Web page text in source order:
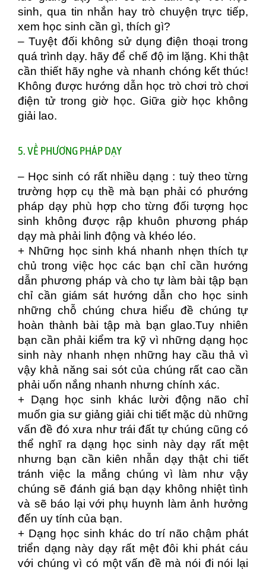
sinh, qua tin nhắn hay trò chuyện trực tiếp,
xem học sinh cần gì, thích gì?
– Tuyệt đối không sử dụng điện thoại trong
quá trình dạy. hãy để chế độ im lặng. Khi thật
cần thiết hãy nghe và nhanh chóng kết thúc!
Không được hướng dẫn học trò chơi trò chơi
điện tử trong giờ học. Giữa giờ học không
giải lao.
5. VỀ PHƯƠNG PHÁP DẠY
– Học sinh có rất nhiều dạng : tuỳ theo từng
trường hợp cụ thề mà bạn phải có phướng
pháp dạy phù hợp cho từng đối tượng học
sinh không được rập khuôn phương pháp
dạy mà phải linh động và khéo léo.
+ Những học sinh khá nhanh nhẹn thích tự
chủ trong việc học các bạn chỉ cần hướng
dẫn phương pháp và cho tự làm bài tập bạn
chỉ cần giám sát hướng dẫn cho học sinh
những chỗ chúng chưa hiểu đề chúng tự
hoàn thành bài tập mà bạn glao.Tuy nhiên
bạn cần phải kiểm tra kỹ vì những dạng học
sinh này nhanh nhẹn những hay cầu thả vì
vậy khả năng sai sót của chúng rất cao cần
phải uốn nắng nhanh nhưng chính xác.
+ Dạng học sinh khác lười động não chỉ
muốn gia sư giảng giải chi tiết mặc dù những
vấn đề đó xưa như trái đất tự chúng cũng có
thể nghĩ ra dạng học sinh này dạy rất mệt
nhưng bạn cần kiên nhẫn dạy thật chi tiết
tránh việc la mắng chúng vì làm như vậy
chúng sẽ đánh giá bạn dạy không nhiệt tình
và sẽ báo lại với phụ huynh làm ảnh hưởng
đến uy tính của bạn.
+ Dạng học sinh khác do trí não chậm phát
triển dạng này dạy rất mệt đôi khi phát cáu
với chúng vì có một vấn đề mà nói đi nói lại